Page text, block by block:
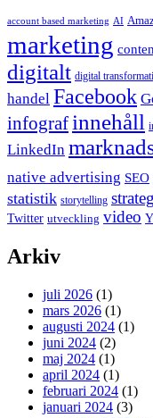
account based marketing AI
marketing
digitalt digital
handel Facebook
infograf innehåll
LinkedIn
native advertising SEO
statistik storytelling
Twitter utveckling video
Arkiv
juli 2026 (1)
mars 2026 (1)
augusti 2024 (1)
juni 2024 (2)
maj 2024 (1)
april 2024 (1)
februari 2024 (1)
januari 2024 (3)